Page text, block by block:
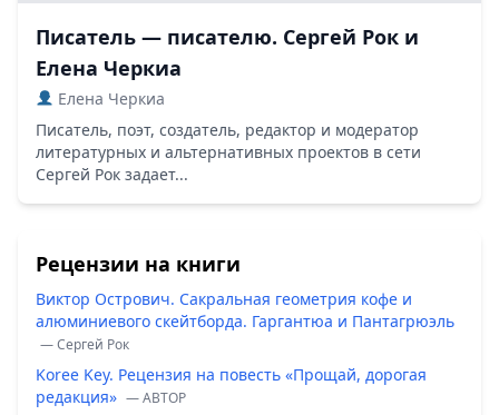
Писатель — писателю. Сергей Рок и
Елена Черкиа
Елена Черкиа
Писатель, поэт, создатель, редактор и модератор
литературных и альтернативных проектов в сети
Сергей Рок задает...
Рецензии на книги
Виктор Острович. Сакральная геометрия кофе и
алюминиевого скейтборда. Гаргантюа и Пантагрюэль
— Сергей Рок
Koree Key. Рецензия на повесть «Прощай, дорогая
редакция» — ABTOP